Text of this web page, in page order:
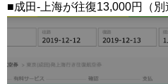
■成田-上海が往復13,000円（別